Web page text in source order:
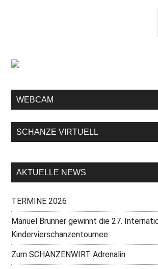
WEBCAM
SCHANZE VIRTUELL
AKTUELLE NEWS
TERMINE 2026
Manuel Brunner gewinnt die 27.
Kindervierschanzentournee
Zum SCHANZENWIRT Adrenalin